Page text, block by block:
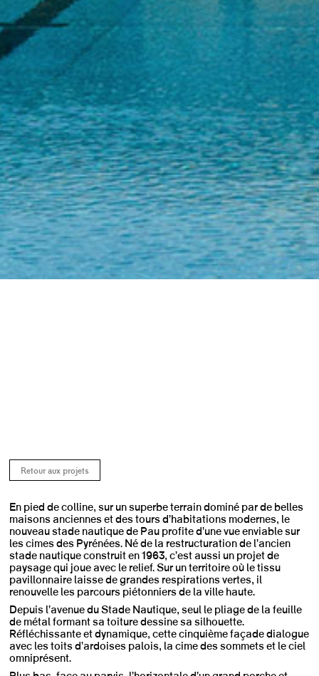
Retour aux projets
En pied de colline, sur un superbe terrain dominé par de belles
maisons anciennes et des tours d’habitations modernes, le
nouveau stade nautique de Pau profite d’une vue enviable sur
les cimes des Pyrénées. Né de la restructuration de l’ancien
stade nautique construit en 1963, c’est aussi un projet de
paysage qui joue avec le relief. Sur un territoire où le tissu
pavillonnaire laisse de grandes respirations vertes, il
renouvelle les parcours piétonniers de la ville haute.
Depuis l’avenue du Stade Nautique, seul le pliage de la feuille
de métal formant sa toiture dessine sa silhouette.
Réfléchissante et dynamique, cette cinquième façade dialogue
avec les toits d’ardoises palois, la cime des sommets et le ciel
omniprésent.